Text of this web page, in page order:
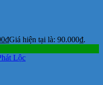
₫Giá hiện tại là: 90.000₫.